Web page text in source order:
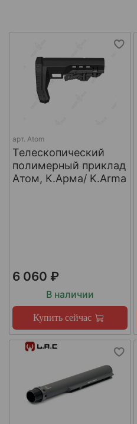
арт. Atom
Телескопический
полимерный приклад
Атом, К.Арма/ K.Arma
6 060 ₽
В наличии
Купить сейчас